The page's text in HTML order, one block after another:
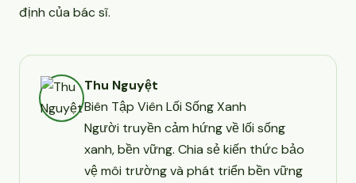
định của bác sĩ.
Thu Nguyệt
Biên Tập Viên Lối Sống Xanh
Người truyền cảm hứng về lối sống
xanh, bền vững. Chia sẻ kiến thức bảo
vệ môi trường và phát triển bền vững